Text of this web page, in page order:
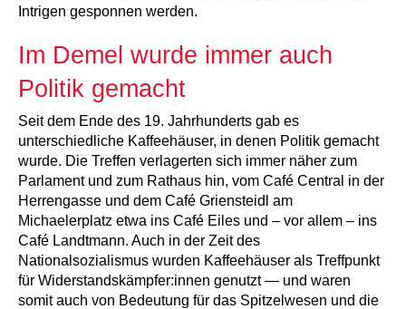
Intrigen gesponnen werden.
Im Demel wurde immer auch
Politik gemacht
Seit dem Ende des 19. Jahrhunderts gab es
unterschiedliche Kaffeehäuser, in denen Politik gemacht
wurde. Die Treffen verlagerten sich immer näher zum
Parlament und zum Rathaus hin, vom Café Central in der
Herrengasse und dem Café Griensteidl am
Michaelerplatz etwa ins Café Eiles und – vor allem – ins
Café Landtmann. Auch in der Zeit des
Nationalsozialismus wurden Kaffeehäuser als Treffpunkt
für Widerstandskämpfer:innen genutzt — und waren
somit auch von Bedeutung für das Spitzelwesen und die